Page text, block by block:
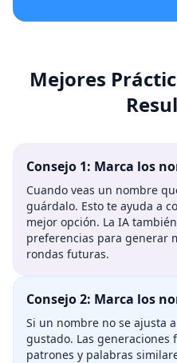
Mejores
Consejo 1: Marca los
Cuando veas un nombre
guárdalo. Esto te ayuda a
mejor opción. La IA
preferencias para generar
rondas futuras.
Consejo 2: Marca los
Si un nombre no se ajusta
gustado. Las
patrones y palabras